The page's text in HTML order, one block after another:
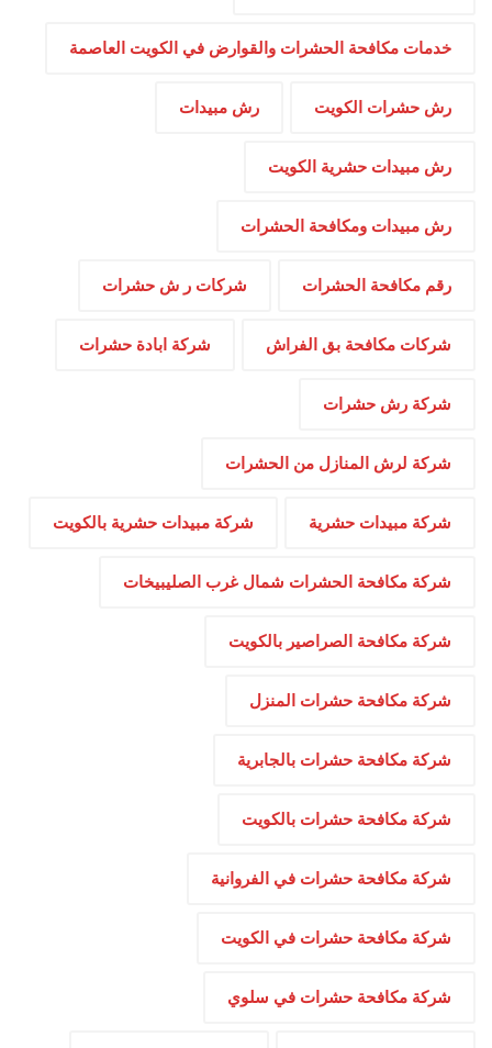
خدمات مكافحة الحشرات والقوارض في الكويت العاصمة
رش حشرات الكويت رش مبيدات
رش مبيدات حشرية الكويت
رش مبيدات ومكافحة الحشرات
رقم مكافحة الحشرات شركات ر ش حشرات
شركات مكافحة بق الفراش شركة ابادة حشرات
شركة رش حشرات
شركة لرش المنازل من الحشرات
شركة مبيدات حشرية شركة مبيدات حشرية بالكويت
شركة مكافحة الحشرات شمال غرب الصليبيخات
شركة مكافحة الصراصير بالكويت
شركة مكافحة حشرات المنزل
شركة مكافحة حشرات بالجابرية
شركة مكافحة حشرات بالكويت
شركة مكافحة حشرات في الفروانية
شركة مكافحة حشرات في الكويت
شركة مكافحة حشرات في سلوي